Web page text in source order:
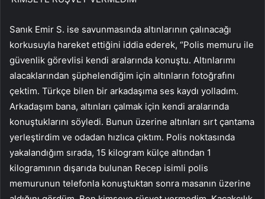
Sanık Emir S. ise savunmasında altınlarının çalınacağı
korkusuyla hareket ettiğini iddia ederek, “Polis memuru ile
güvenlik görevlisi kendi aralarında konuştu. Altınlarımı
alacaklarından şüphelendiğim için altınların fotoğrafını
çektim. Türkçe bilen bir arkadaşıma ses kaydı yolladım.
Arkadaşım bana, altınları çalmak için kendi aralarında
konuştuklarını söyledi. Bunun üzerine altınları sırt çantama
yerleştirdim ve odadan hızlıca çıktım. Polis noktasında
yakalandığım sırada, 15 kilogram külçe altından 1
kilogramının dışarıda bulunan Recep isimli polis
memurunun telefonla konuştuktan sonra masanın üzerine